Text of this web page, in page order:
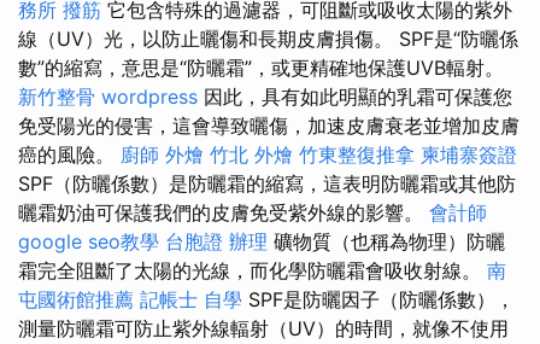
務所 撥筋 它包含特殊的過濾器，可阻斷或吸收太陽的紫外
線（UV）光，以防止曬傷和長期皮膚損傷。 SPF是“防曬係
數”的縮寫，意思是“防曬霜”，或更精確地保護UVB輻射。
新竹整骨 wordpress 因此，具有如此明顯的乳霜可保護您
免受陽光的侵害，這會導致曬傷，加速皮膚衰老並增加皮膚
癌的風險。 廚師 外燴 竹北 外燴 竹東整復推拿 柬埔寨簽證
SPF（防曬係數）是防曬霜的縮寫，這表明防曬霜或其他防
曬霜奶油可保護我們的皮膚免受紫外線的影響。 會計師
google seo教學 台胞證 辦理 礦物質（也稱為物理）防曬
霜完全阻斷了太陽的光線，而化學防曬霜會吸收射線。 南
屯國術館推薦 記帳士 自學 SPF是防曬因子（防曬係數），
測量防曬霜可防止紫外線輻射（UV）的時間，就像不使用